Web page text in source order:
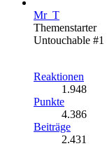
Mr_T
Themenstarter
Untouchable #1
Reaktionen
1.948
Punkte
4.386
Beiträge
2.431